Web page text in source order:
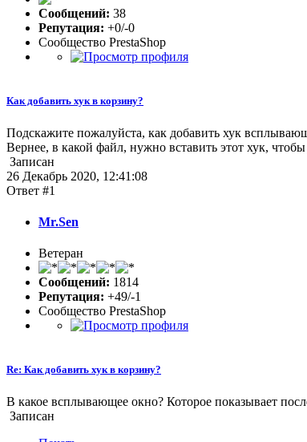
Сообщений: 38
Репутация: +0/-0
Сообщество PrestaShop
Как добавить хук в корзину?
Подскажите пожалуйста, как добавить хук
Вернее, в какой файл, нужно вставить этот хук,
Записан
26 Декабрь 2020, 12:41:08
Ответ #1
Mr.Sen
Ветеран
Сообщений: 1814
Репутация: +49/-1
Сообщество PrestaShop
Re: Как добавить хук в корзину?
В какое всплывающее окно? Которое показывает
Записан